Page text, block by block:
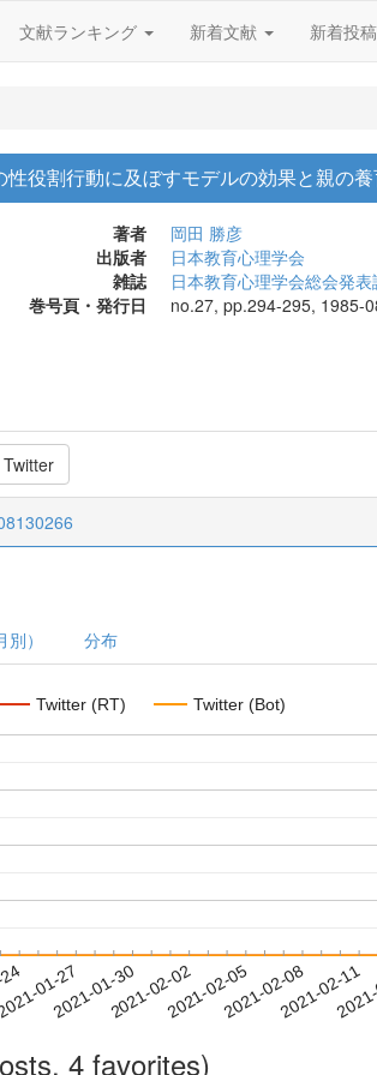
文献ランキング 新着文献 新着投稿
性役割行動に及ぼすモデルの効果と親の
著者
岡田 勝彦
出版者
日本教育心理学会
雑誌
日本教育心理学会総会発
巻号頁・発行日
no.27, pp.294-295, 1985-
Twitter
） 分布
Twitter (RT) Twitter (Bot)
01-27
2021-01-302021-02-022021-02-052021-02-082021-02-11
4 favorites)